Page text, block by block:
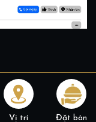
Design by
InWine -
Vị trí Đặt bàn